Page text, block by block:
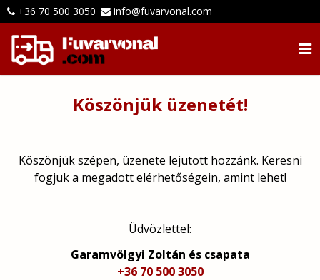
+36 70 500 3050 info@fuvarvonal.com
Köszönjük üzenetét!
Köszönjük szépen, üzenete lejutott hozzánk. Keresni
fogjuk a megadott elérhetőségein, amint lehet!
Üdvözlettel:
Garamvölgyi Zoltán és csapata
+36 70 500 3050